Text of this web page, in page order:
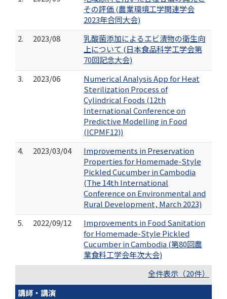
その評価 (農業環境工学関連学会
2023年合同大会)
2.
2023/08
乳酸菌添加によるエビ漬物の衛生向
上について (日本食品科学工学会第
70回記念大会)
3.
2023/06
Numerical Analysis App for Heat
Sterilization Process of
Cylindrical Foods (12th
International Conference on
Predictive Modelling in Food
(ICPMF12))
4.
2023/03/04
Improvements in Preservation
Properties for Homemade-Style
Pickled Cucumber in Cambodia
(The 14th International
Conference on Environmental and
Rural Development, March 2023)
5.
2022/09/12
Improvements in Food Sanitation
for Homemade-Style Pickled
Cucumber in Cambodia (第80回農
業食料工学会年次大会)
全件表示（20件）
講師・講演